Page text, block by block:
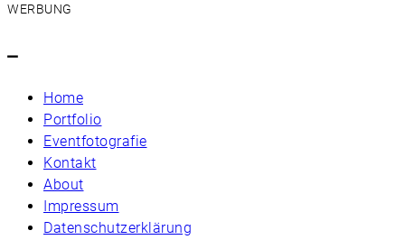
WERBUNG
–
Home
Portfolio
Eventfotografie
Kontakt
About
Impressum
Datenschutzerklärung